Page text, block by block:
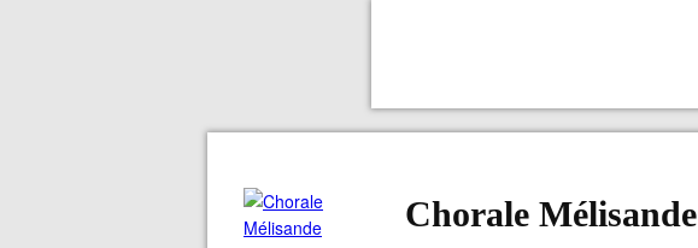
Chorale Mélisande